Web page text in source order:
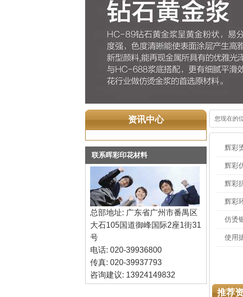
资讯中心
联系晖彩印花材料
总部地址: 广东省广州市番禺区
大石105国道御峰国际2座1街31
号
电话: 020-39936800
传真: 020-39937793
咨询建议: 13924149832
您现在的
辉彩
辉彩
辉彩
辉彩
仿烫
使用
推荐